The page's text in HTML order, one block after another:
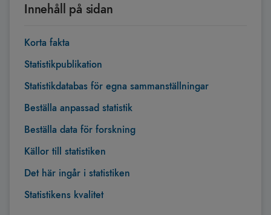
Innehåll på sidan
Korta fakta
Statistikpublikation
Statistikdatabas för egna sammanställningar
Beställa anpassad statistik
Beställa data för forskning
Källor till statistiken
Det här ingår i statistiken
Statistikens kvalitet